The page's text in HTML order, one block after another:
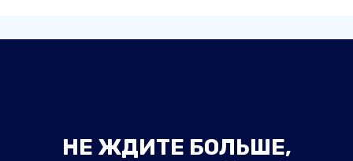
НЕ ЖДИТЕ БОЛЬШЕ,